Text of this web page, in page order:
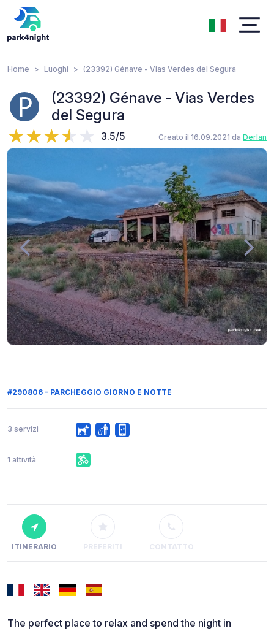
Home Luoghi (23392) Génave - Vias Verdes del Segura
(23392) Génave - Vias Verdes
del Segura
3.5/5 Creato il 16.09.2021 da Derlan
#290806 - PARCHEGGIO GIORNO E NOTTE
3 servizi
1 attività
ITINERARIO PREFERITI CONTATTO
The perfect place to relax and spend the night in